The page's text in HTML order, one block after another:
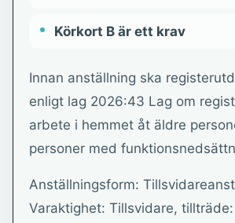
Körkort B är ett krav
Innan anställning ska
enligt lag 2026:43 Lag om
arbete i hemmet åt äldre
personer med
Anställningsform:
Varaktighet: Tillsvidare,